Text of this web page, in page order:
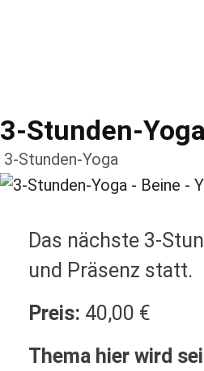
3-Stunden-
3-Stunden-Yoga
Das nächste 3-
und Präsenz statt.
Preis: 40,00 €
Thema hier wird